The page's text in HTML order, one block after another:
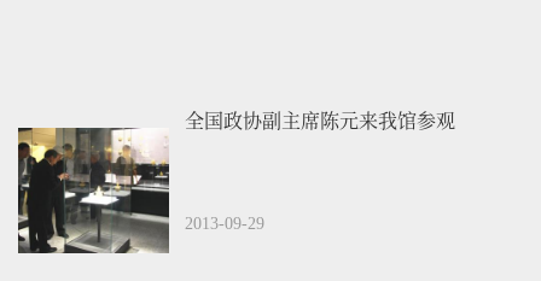
全国政协副主席陈元来我馆参观
2013-09-29